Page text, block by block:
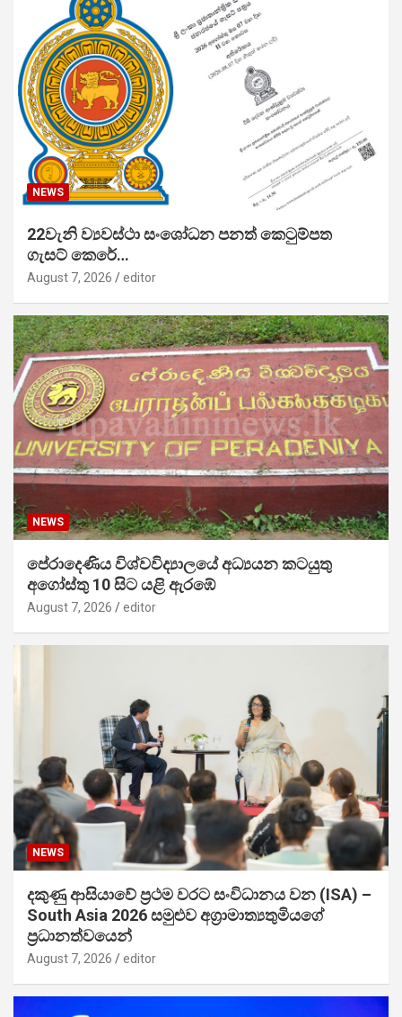
NEWS
22වැනි ව්‍යවස්ථා සංශෝධන පනත් කෙටුම්පත
ගැසට් කෙරේ…
August 7, 2026 editor
NEWS
පේරාදෙණිය විශ්වවිද්‍යාලයේ අධ්‍යයන කටයුතු
අගෝස්තු 10 සිට යළි ඇරඹේ
August 7, 2026 editor
NEWS
දකුණු ආසියාවේ ප්‍රථම වරට සංවිධානය වන (ISA) –
South Asia 2026 සමුළුව අග්‍රාමාත්‍යතුමියගේ
ප්‍රධානත්වයෙන්
August 7, 2026 editor